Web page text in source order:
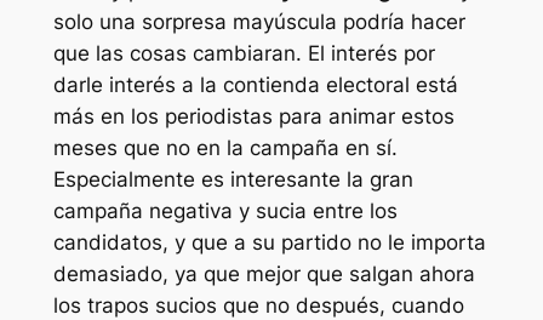
solo una sorpresa mayúscula podría hacer
que las cosas cambiaran. El interés por
darle interés a la contienda electoral está
más en los periodistas para animar estos
meses que no en la campaña en sí.
Especialmente es interesante la gran
campaña negativa y sucia entre los
candidatos, y que a su partido no le importa
demasiado, ya que mejor que salgan ahora
los trapos sucios que no después, cuando